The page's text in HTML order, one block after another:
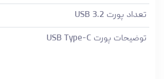
تعداد پورت USB 3.2
توضیحات پورت USB Type-C